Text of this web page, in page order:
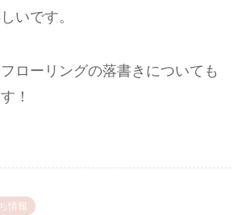
いです。
ローリングの落書きについても
！
情報